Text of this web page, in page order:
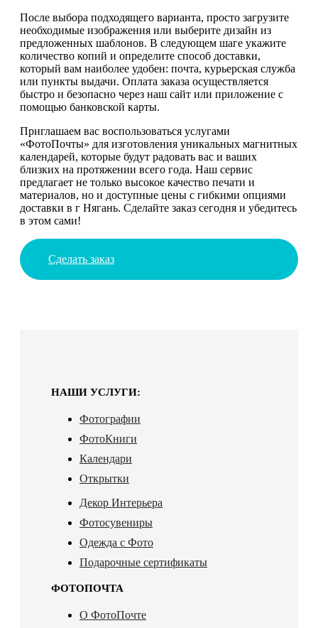
После выбора подходящего варианта, просто загрузите
необходимые изображения или выберите дизайн из
предложенных шаблонов. В следующем шаге укажите
количество копий и определите способ доставки,
который вам наиболее удобен: почта, курьерская служба
или пункты выдачи. Оплата заказа осуществляется
быстро и безопасно через наш сайт или приложение с
помощью банковской карты.
Приглашаем вас воспользоваться услугами
«ФотоПочты» для изготовления уникальных магнитных
календарей, которые будут радовать вас и ваших
близких на протяжении всего года. Наш сервис
предлагает не только высокое качество печати и
материалов, но и доступные цены с гибкими опциями
доставки в г Нягань. Сделайте заказ сегодня и убедитесь
в этом сами!
Сделать заказ
НАШИ УСЛУГИ:
Фотографии
ФотоКниги
Календари
Открытки
Декор Интерьера
Фотосувениры
Одежда с Фото
Подарочные сертификаты
ФОТОПОЧТА
О ФотоПочте